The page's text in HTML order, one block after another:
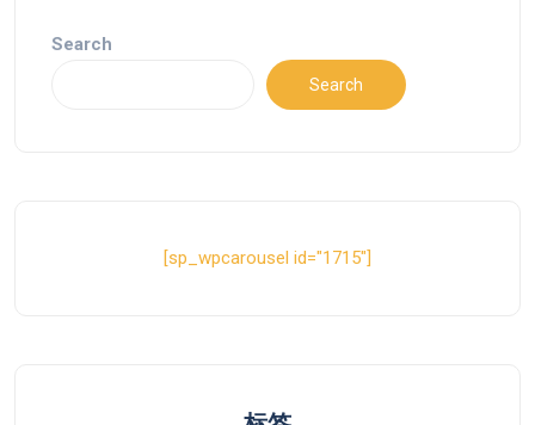
Search
Search
[sp_wpcarousel id="1715"]